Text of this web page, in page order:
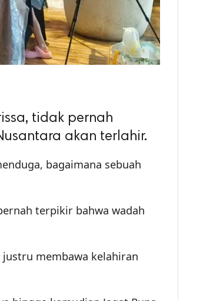
tidak pernah
akan terlahir.
bagaimana sebuah
terpikir bahwa wadah
membawa kelahiran